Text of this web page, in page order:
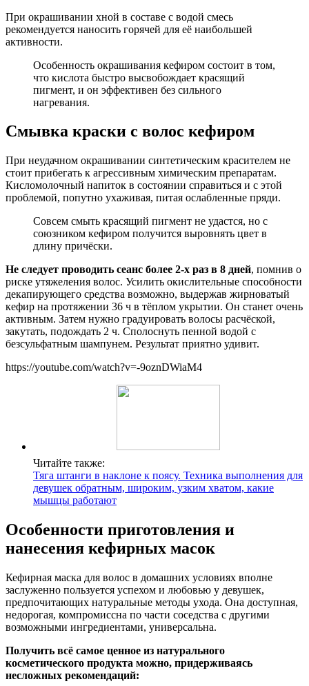
При окрашивании хной в составе с водой смесь
рекомендуется наносить горячей для её наибольшей
активности.
Особенность окрашивания кефиром состоит в том,
что кислота быстро высвобождает красящий
пигмент, и он эффективен без сильного
нагревания.
Смывка краски с волос кефиром
При неудачном окрашивании синтетическим красителем не
стоит прибегать к агрессивным химическим препаратам.
Кисломолочный напиток в состоянии справиться и с этой
проблемой, попутно ухаживая, питая ослабленные пряди.
Совсем смыть красящий пигмент не удастся, но с
союзником кефиром получится выровнять цвет в
длину причёски.
Не следует проводить сеанс более 2-х раз в 8 дней, помнив о
риске утяжеления волос. Усилить окислительные способности
декапирующего средства возможно, выдержав жирноватый
кефир на протяжении 36 ч в тёплом укрытии. Он станет очень
активным. Затем нужно градуировать волосы расчёской,
закутать, подождать 2 ч. Сполоснуть пенной водой с
безсульфатным шампунем. Результат приятно удивит.
https://youtube.com/watch?v=-9oznDWiaM4
Читайте также:
Тяга штанги в наклоне к поясу. Техника выполнения для
девушек обратным, широким, узким хватом, какие
мышцы работают
Особенности приготовления и
нанесения кефирных масок
Кефирная маска для волос в домашних условиях вполне
заслуженно пользуется успехом и любовью у девушек,
предпочитающих натуральные методы ухода. Она доступная,
недорогая, компромиссна по части соседства с другими
возможными ингредиентами, универсальна.
Получить всё самое ценное из натурального
косметического продукта можно, придерживаясь
несложных рекомендаций: